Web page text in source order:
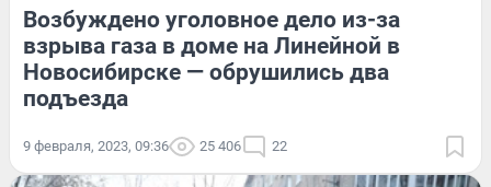
Возбуждено уголовное дело из-за
взрыва газа в доме на Линейной в
Новосибирске — обрушились два
подъезда
9 февраля, 2023, 09:36 25 406 22